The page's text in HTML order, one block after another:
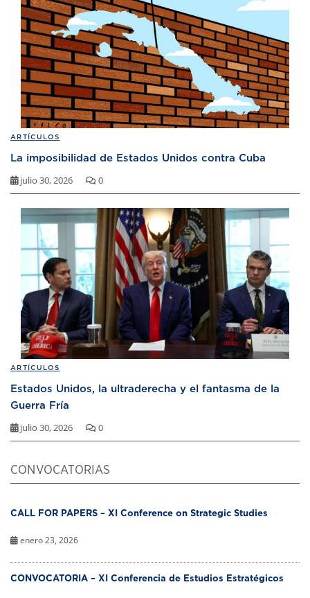
ARTÍCULOS
La imposibilidad de Estados Unidos contra Cuba
julio 30, 2026 0
ARTÍCULOS
Estados Unidos, la ultraderecha y el fantasma de la
Guerra Fría
julio 30, 2026 0
CONVOCATORIAS
CALL FOR PAPERS – XI Conference on Strategic Studies
enero 23, 2026
CONVOCATORIA – XI Conferencia de Estudios Estratégicos